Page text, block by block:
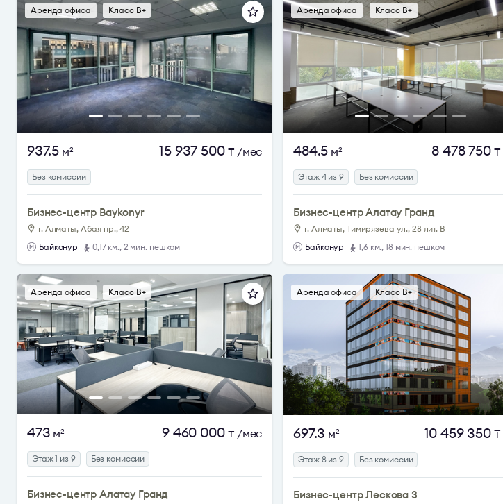
Аренда офиса Класс B+
937.5 м2 15 937 500₸ /мес
Без комиссии
Бизнес-центр Baykonyr
г. Алматы, Абая пр., 42
Байконур
0,17 км., 2 мин. пешком
Аренда офиса Класс B+
484.5 м2 8 478 750₸
Этаж 4 из 9 Без комиссии
Бизнес-центр Алатау Гранд
г. Алматы, Тимирязева ул., 28 лит. В
Байконур
1,6 км., 18 мин. пешком
Аренда офиса Класс B+
473 м2 9 460 000₸ /мес
Этаж 1 из 9 Без комиссии
Бизнес-центр Алатау Гранд
Аренда офиса Класс B+
697.3 м2 10 459 350₸
Этаж 8 из 9 Без комиссии
Бизнес-центр Лескова 3